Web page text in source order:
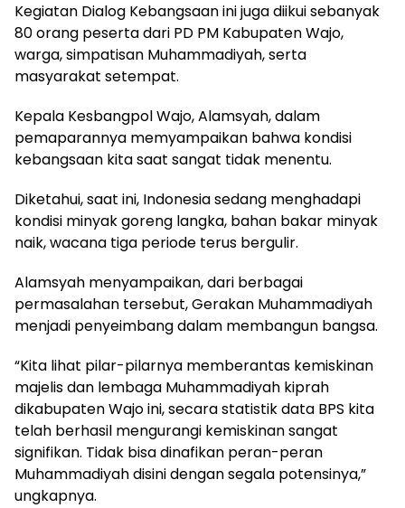
Kegiatan Dialog Kebangsaan ini juga diikui sebanyak
80 orang peserta dari PD PM Kabupaten Wajo,
warga, simpatisan Muhammadiyah, serta
masyarakat setempat.
Kepala Kesbangpol Wajo, Alamsyah, dalam
pemaparannya memyampaikan bahwa kondisi
kebangsaan kita saat sangat tidak menentu.
Diketahui, saat ini, Indonesia sedang menghadapi
kondisi minyak goreng langka, bahan bakar minyak
naik, wacana tiga periode terus bergulir.
Alamsyah menyampaikan, dari berbagai
permasalahan tersebut, Gerakan Muhammadiyah
menjadi penyeimbang dalam membangun bangsa.
“Kita lihat pilar-pilarnya memberantas kemiskinan
majelis dan lembaga Muhammadiyah kiprah
dikabupaten Wajo ini, secara statistik data BPS kita
telah berhasil mengurangi kemiskinan sangat
signifikan. Tidak bisa dinafikan peran-peran
Muhammadiyah disini dengan segala potensinya,”
ungkapnya.